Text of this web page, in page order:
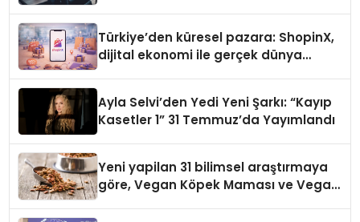
Türkiye’den küresel pazara: ShopinX,
dijital ekonomi ile gerçek dünya
Ayla Selvi’den Yedi Yeni Şarkı: “Kayıp
Kasetler 1” 31 Temmuz’da Yayımlandı
Yeni yapilan 31 bilimsel araştırmaya
göre, Vegan Köpek Maması ve Vegan